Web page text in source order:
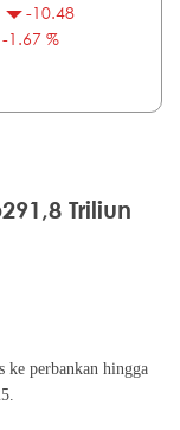
-10.48
-1.67 %
Triliun
perbankan hingga